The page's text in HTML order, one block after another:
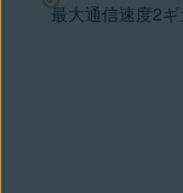
最大通信速度2